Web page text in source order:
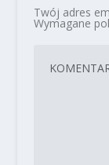
Twój adres
Wymagane